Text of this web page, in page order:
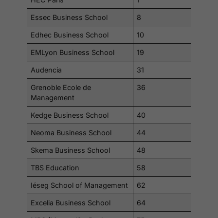
Essec Business School 8
Edhec Business School 10
EMLyon Business School 19
Audencia 31
Grenoble Ecole de
Management
36
Kedge Business School 40
Neoma Business School 44
Skema Business School 48
TBS Education 58
Iéseg School of Management 62
Excelia Business School 64